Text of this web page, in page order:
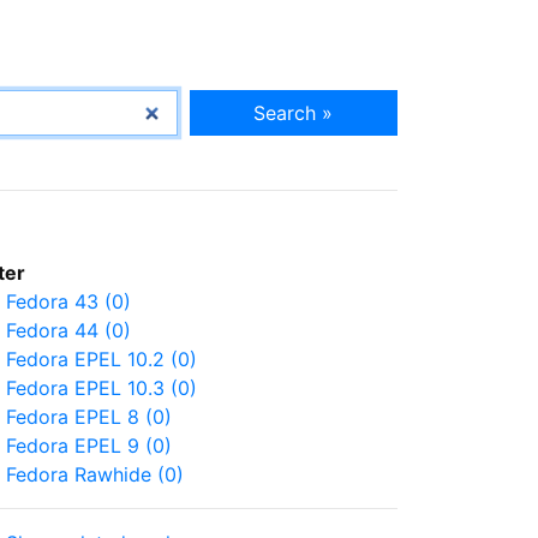
Search »
Fedora 43 (0)
Fedora 44 (0)
Fedora EPEL 10.2 (0)
Fedora EPEL 10.3 (0)
Fedora EPEL 8 (0)
Fedora EPEL 9 (0)
Fedora Rawhide (0)